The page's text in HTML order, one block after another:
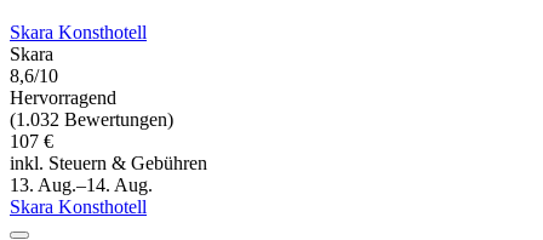
Skara Konsthotell
Skara
8,6/10
Hervorragend
(1.032 Bewertungen)
107 €
inkl. Steuern & Gebühren
13. Aug.–14. Aug.
Skara Konsthotell